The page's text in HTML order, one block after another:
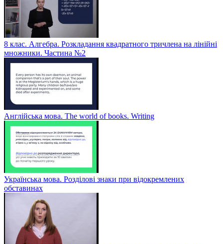
8 клас. Алгебра. Розкладання квадратного тричлена на лінійні
множники. Частина №2
Англійська мова. The world of books. Writing
Українська мова. Розділові знаки при відокремлених
обставинах